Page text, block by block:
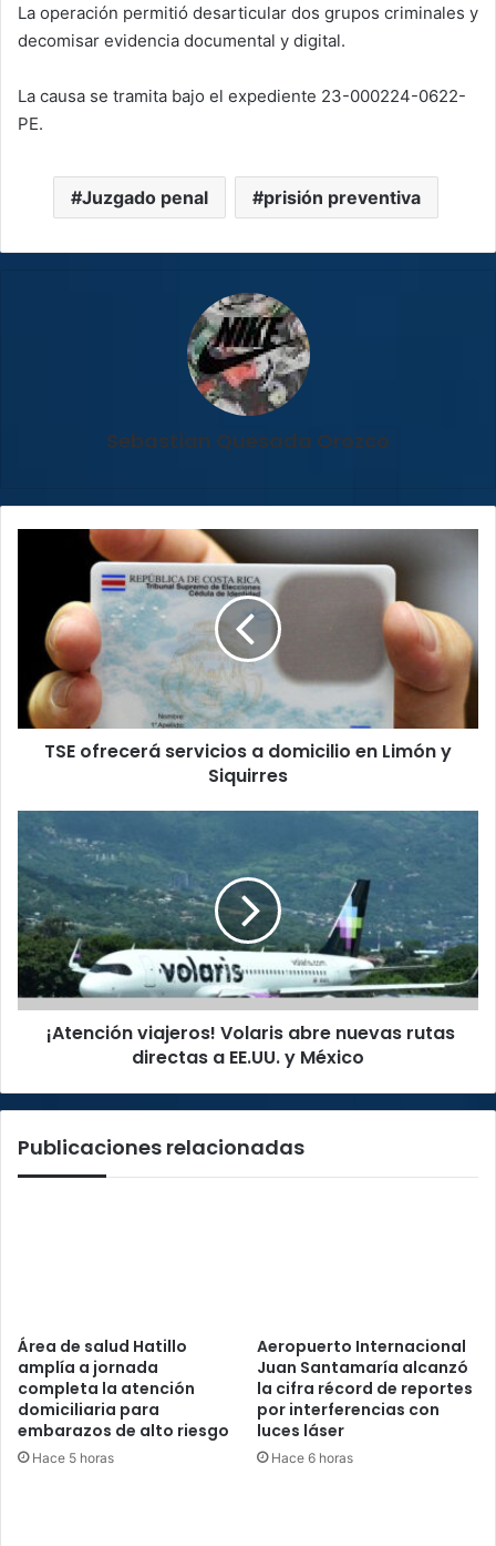
La operación permitió desarticular dos grupos criminales y
decomisar evidencia documental y digital.
La causa se tramita bajo el expediente 23-000224-0622-
PE.
Juzgado penal prisión preventiva
Sebastian Quesada Orozco
domicilio
Limón
Siquirres
TSE ofrecerá servicios a domicilio en Limón y
Siquirres
viajeros!
Volaris
abre
nuevas
rutas
directas
EE.UU.
¡Atención viajeros! Volaris abre nuevas rutas
directas a EE.UU. y México
Publicaciones relacionadas
Área de salud Hatillo
amplía a jornada
completa la atención
domiciliaria para
embarazos de alto riesgo
Hace 5 horas
Aeropuerto Internacional
Juan Santamaría alcanzó
la cifra récord de reportes
por interferencias con
luces láser
Hace 6 horas